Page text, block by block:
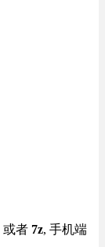
或者 7z, 手机端